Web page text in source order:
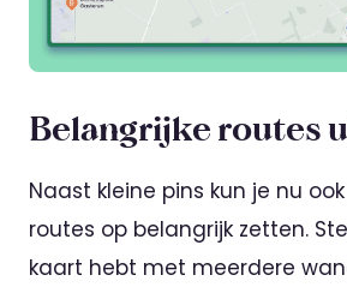
Belangrijke routes
Naast kleine pins kun je nu
routes op belangrijk zetten.
kaart hebt met meerdere